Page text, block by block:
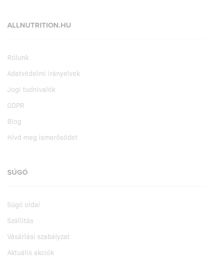
ALLNUTRITION.HU
Rólunk
Adatvédelmi irányelvek
Jogi tudnivalók
GDPR
Blog
Hívd meg ismerősödet
SÚGÓ
Súgó oldal
Szállítás
Vásárlási szabályzat
Aktuális akciók